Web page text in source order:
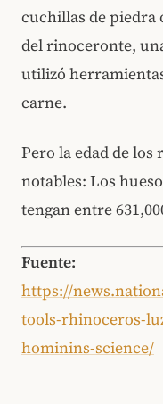
cuchillas de piedra
del rinoceronte,
utilizó
carne.
Pero la edad de los
notables: Los
tengan entre
Fuente:
https://
tools-rhinoceros-
hominins-science/